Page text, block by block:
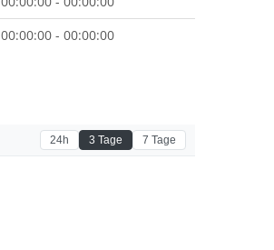
00:00:00 - 00:00:00